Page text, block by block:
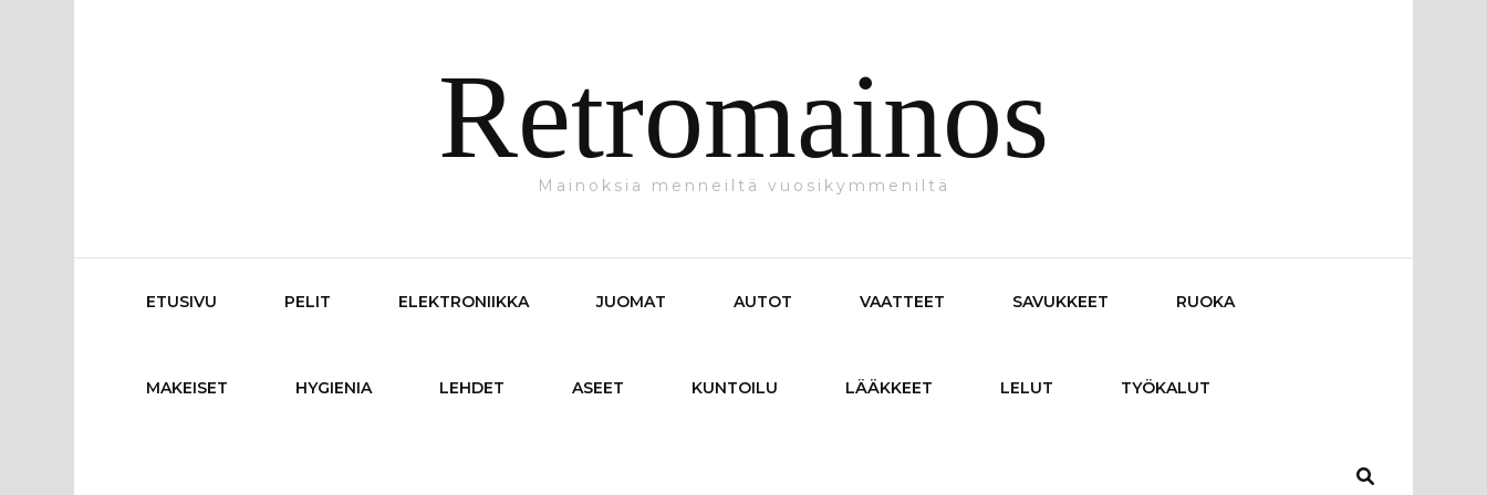
Retromainos
Mainoksia menneiltä vuosikymmeniltä
ETUSIVU PELIT ELEKTRONIIKKA JUOMAT AUTOT VAATTEET SAVUKKEET RUOKA
MAKEISET HYGIENIA LEHDET ASEET KUNTOILU LÄÄKKEET LELUT TYÖKALUT